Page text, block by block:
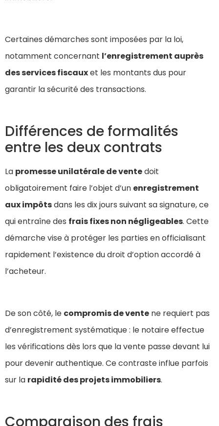
Certaines démarches sont imposées par la loi,
notamment concernant l’enregistrement auprès
des services fiscauxet les montants dus pour
garantir la sécurité des transactions.
Différences de formalités
entre les deux contrats
La promesse unilatérale de ventedoit
obligatoirement faire l’objet d’un enregistrement
aux impôtsdans les dix jours suivant sa signature, ce
qui entraîne des frais fixes non négligeables. Cette
démarche vise à protéger les parties en officialisant
rapidement l’existence du droit d’option accordé à
l’acheteur.
De son côté, le compromis de vente ne requiert pas
d’enregistrement systématique : le notaire effectue
les vérifications dès lors que la vente passe devant lui
pour devenir authentique. Ce contraste influe parfois
sur la rapidité des projets immobiliers.
Comparaison des frais